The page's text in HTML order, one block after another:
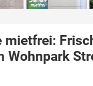
mietfrei:
Wohnpark